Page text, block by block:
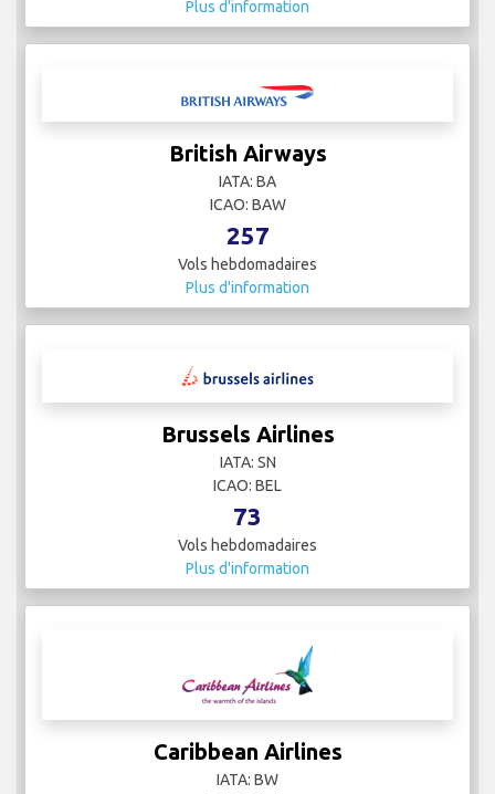
298
Vols hebdomadaires
British Airways
IATA: BA
ICAO: BAW
257
Vols hebdomadaires
Brussels Airlines
IATA: SN
ICAO: BEL
73
Vols hebdomadaires